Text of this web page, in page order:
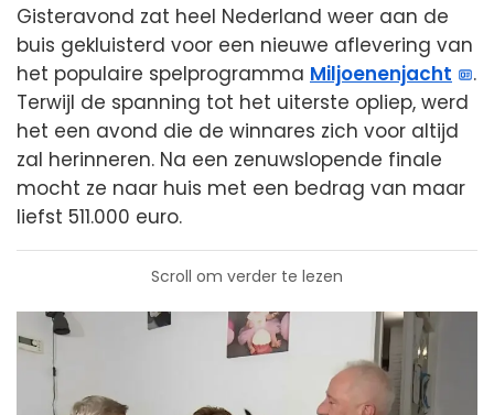
Gisteravond zat heel Nederland weer aan de
buis gekluisterd voor een nieuwe aflevering van
het populaire spelprogramma Miljoenenjacht
.
Terwijl de spanning tot het uiterste opliep, werd
het een avond die de winnares zich voor altijd
zal herinneren. Na een zenuwslopende finale
mocht ze naar huis met een bedrag van maar
liefst 511.000 euro.
Scroll om verder te lezen